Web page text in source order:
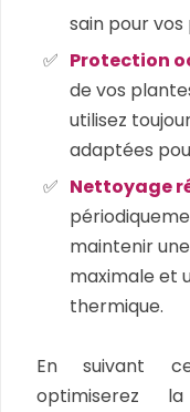
sain pour vos
Protection
de vos
utilisez
adaptées
Nettoyage
maintenir
maximale et
thermique.
En suivant
optimiserez